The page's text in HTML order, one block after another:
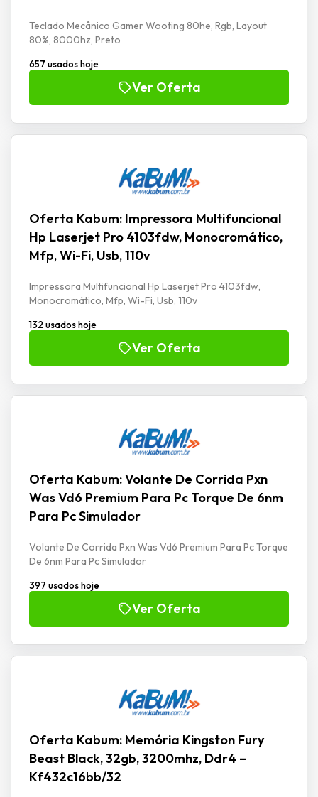
Teclado Mecânico Gamer Wooting 80he, Rgb, Layout
80%, 8000hz, Preto
657 usados hoje
Ver Oferta
Oferta Kabum: Impressora Multifuncional
Hp Laserjet Pro 4103fdw, Monocromático,
Mfp, Wi-Fi, Usb, 110v
Impressora Multifuncional Hp Laserjet Pro 4103fdw,
Monocromático, Mfp, Wi-Fi, Usb, 110v
132 usados hoje
Ver Oferta
Oferta Kabum: Volante De Corrida Pxn
Was Vd6 Premium Para Pc Torque De 6nm
Para Pc Simulador
Volante De Corrida Pxn Was Vd6 Premium Para Pc Torque
De 6nm Para Pc Simulador
397 usados hoje
Ver Oferta
Oferta Kabum: Memória Kingston Fury
Beast Black, 32gb, 3200mhz, Ddr4 –
Kf432c16bb/32